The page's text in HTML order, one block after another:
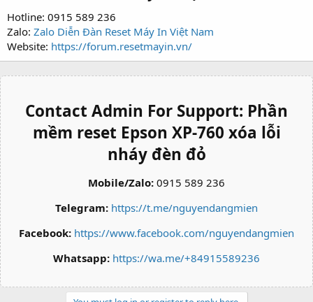
Hotline: 0915 589 236
Zalo: Zalo Diễn Đàn Reset Máy In Việt Nam
Website: https://forum.resetmayin.vn/
Contact Admin For Support: Phần
mềm reset Epson XP-760 xóa lỗi
nháy đèn đỏ
Mobile/Zalo: 0915 589 236
Telegram: https://t.me/nguyendangmien
Facebook: https://www.facebook.com/nguyendangmien
Whatsapp: https://wa.me/+84915589236